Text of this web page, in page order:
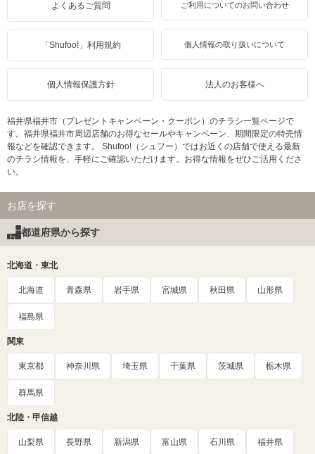
よくあるご質問 ご利用についてのお問い合わせ
「Shufoo!」利用規約 個人情報の取り扱いについて
個人情報保護方針 法人のお客様へ
福井県福井市（プレゼントキャンペーン・クーポン）のチラシ一覧ページで
す。福井県福井市周辺店舗のお得なセールやキャンペーン、期間限定の特売情
報などを確認できます。 Shufoo!（シュフー）ではお近くの店舗で使える最新
のチラシ情報を、手軽にご確認いただけます。お得な情報をぜひご活用くださ
い。
お店を探す
都道府県から探す
北海道・東北
北海道 青森県 岩手県 宮城県 秋田県 山形県
福島県
関東
東京都 神奈川県 埼玉県 千葉県 茨城県 栃木県
群馬県
北陸・甲信越
山梨県 長野県 新潟県 富山県 石川県 福井県